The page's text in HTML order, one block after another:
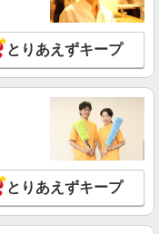
詳細を見る
間なし ※雇用期間の定め
詳細を見る
とりあえずキープ
とりあえずキープ